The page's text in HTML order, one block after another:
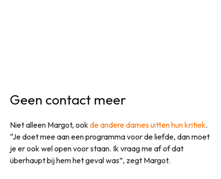
Geen contact meer
Niet alleen Margot, ook de andere dames uitten hun kritiek.
“Je doet mee aan een programma voor de liefde, dan moet
je er ook wel open voor staan. Ik vraag me af of dat
überhaupt bij hem het geval was”, zegt Margot.